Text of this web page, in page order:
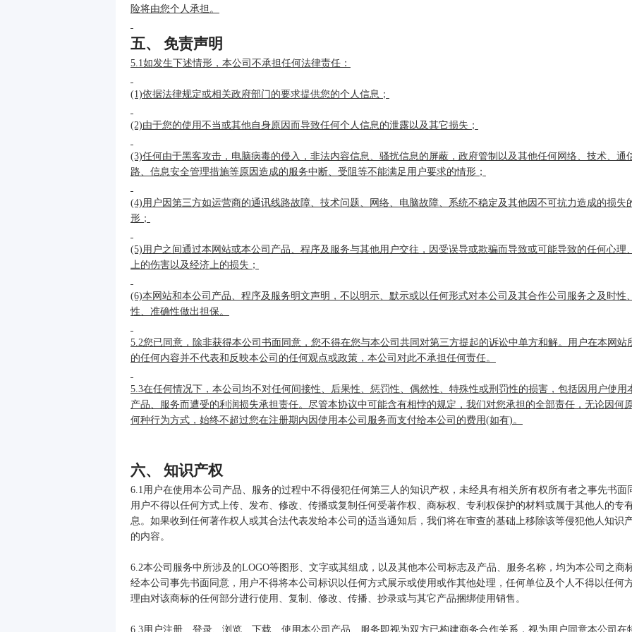
险将由您个人承担。
五、 免责声明
5.1如发生下述情形，本公司不承担任何法律责任：
(1)依据法律规定或相关政府部门的要求提供您的个人信息；
(2)由于您的使用不当或其他自身原因而导致任何个人信息的泄露以及其它损失；
(3)任何由于黑客攻击，电脑病毒的侵入，非法内容信息、骚扰信息的屏蔽，政府管制以及其他任何网络、技术、通
路、信息安全管理措施等原因造成的服务中断、受阻等不能满足用户要求的情形；
(4)用户因第三方如运营商的通讯线路故障、技术问题、网络、电脑故障、系统不稳定及其他因不可抗力造成的损失
形；
(5)用户之间通过本网站或本公司产品、程序及服务与其他用户交往，因受误导或欺骗而导致或可能导致的任何心理
上的伤害以及经济上的损失；
(6)本网站和本公司产品、程序及服务明文声明，不以明示、默示或以任何形式对本公司及其合作公司服务之及时性
性、准确性做出担保。
5.2您已同意，除非获得本公司书面同意，您不得在您与本公司共同对第三方提起的诉讼中单方和解。用户在本网站
的任何内容并不代表和反映本公司的任何观点或政策，本公司对此不承担任何责任。
5.3在任何情况下，本公司均不对任何间接性、后果性、惩罚性、偶然性、特殊性或刑罚性的损害，包括因用户使用
产品、服务而遭受的利润损失承担责任。尽管本协议中可能含有相悖的规定，我们对您承担的全部责任，无论因何
何种行为方式，始终不超过您在注册期内因使用本公司服务而支付给本公司的费用(如有)。
六、 知识产权
6.1用户在使用本公司产品、服务的过程中不得侵犯任何第三人的知识产权，未经具有相关所有权所有者之事先书面
用户不得以任何方式上传、发布、修改、传播或复制任何受著作权、商标权、专利权保护的材料或属于其他人的专
息。如果收到任何著作权人或其合法代表发给本公司的适当通知后，我们将在审查的基础上移除该等侵犯他人知识
的内容。
6.2本公司服务中所涉及的LOGO等图形、文字或其组成，以及其他本公司标志及产品、服务名称，均为本公司之商
经本公司事先书面同意，用户不得将本公司标识以任何方式展示或使用或作其他处理，任何单位及个人不得以任何
理由对该商标的任何部分进行使用、复制、修改、传播、抄录或与其它产品捆绑使用销售。
6.3用户注册、登录、浏览、下载、使用本公司产品、服务即视为双方已构建商务合作关系，视为用户同意本公司在